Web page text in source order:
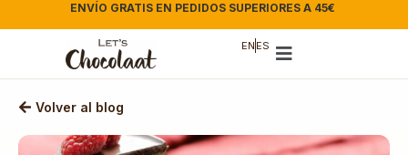
ENVÍO GRATIS EN PEDIDOS SUPERIORES A 45€
EN ES
Volver al blog